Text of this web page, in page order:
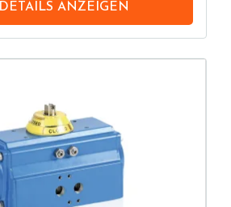
DETAILS ANZEIGEN